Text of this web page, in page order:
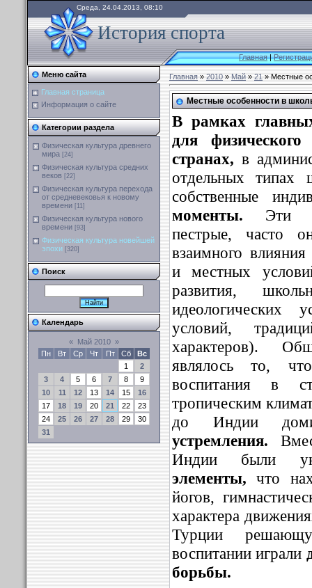
Среда, 24.04.2013, 08:10
История спорта
Главная|
Меню сайта
Главная страница
Информация о сайте
Категории раздела
Физическая культура древнего
мира [24]
Физическая культура средних
веков [22]
Физическая культура перехода
от средневековья к новому
времени [11]
Физическая культура нового
времени [93]
Физическая культура новейшей
эпохи [320]
Поиск
Календарь
« Май 2010 »
Пн
Вт Ср Чт Пт Сб
Вс
1
2
3
4 5 6 7 8
9
10
11 12 13 14 15
16
17
18 19 20 21 22
23
24
25 26 27 28 29
30
31
Главная»2010»Май»21» Местные
Местные особенности в
В рамках
для
странах, в
отдельных типах
собственные
моменты. Эти
пестрые, часто
взаимного
и местных
развития,
идеологических
условий,
характеров).
являлось то,
воспитания в
тропическим
до Индии
устремления.
Индии были
элементы, что
йогов,
характера
Турции
воспитании играли
борьбы.